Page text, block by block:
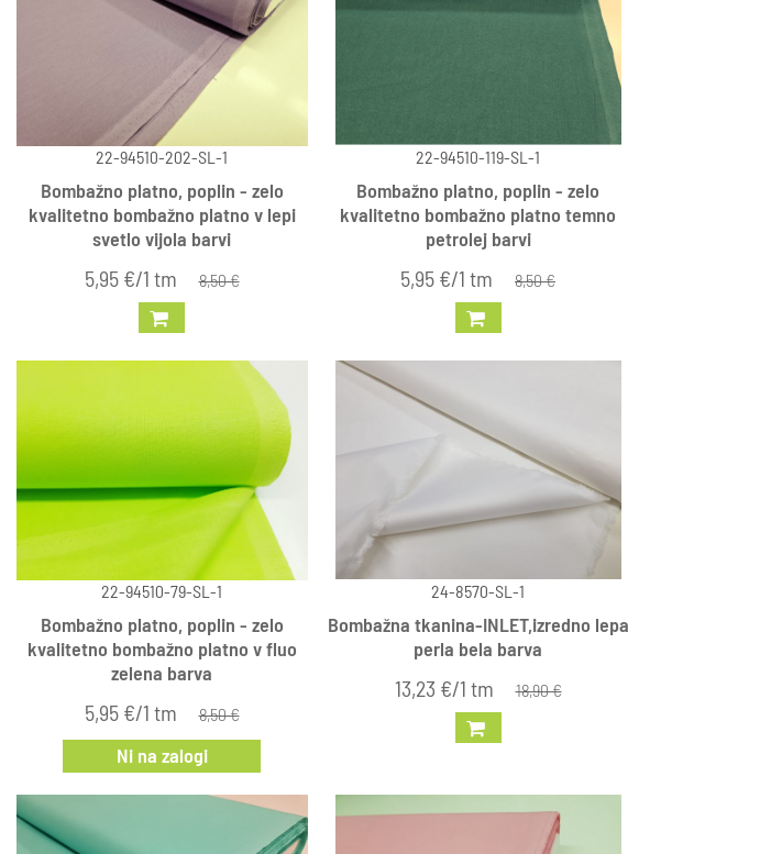
22-94510-202-SL-1
Bombažno platno, poplin - zelo
kvalitetno bombažno platno v lepi
svetlo vijola barvi
5,95 €/1 tm 8,50 €
22-94510-119-SL-1
Bombažno platno, poplin - zelo
kvalitetno bombažno platno temno
petrolej barvi
5,95 €/1 tm 8,50 €
22-94510-79-SL-1
Bombažno platno, poplin - zelo
kvalitetno bombažno platno v fluo
zelena barva
5,95 €/1 tm 8,50 €
Ni na zalogi
24-8570-SL-1
Bombažna tkanina-INLET,izredno lepa
perla bela barva
13,23 €/1 tm 18,90 €